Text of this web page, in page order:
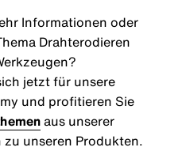
Informationen oder
Drahterodieren
jetzt für unsere
und profitieren Sie
aus unserer
unseren Produkten.